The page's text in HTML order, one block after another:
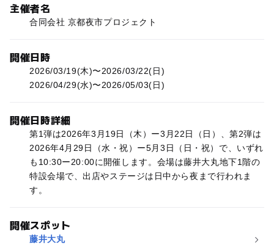
主催者名
合同会社 京都夜市プロジェクト
開催日時
2026/03/19(木)〜2026/03/22(日)
2026/04/29(水)〜2026/05/03(日)
開催日時詳細
第1弾は2026年3月19日（木）ー3月22日（日）、第2弾は
2026年4月29日（水・祝）ー5月3日（日・祝）で、いずれ
も10:30ー20:00に開催します。会場は藤井大丸地下1階の
特設会場で、出店やステージは日中から夜まで行われま
す。
開催スポット
藤井大丸